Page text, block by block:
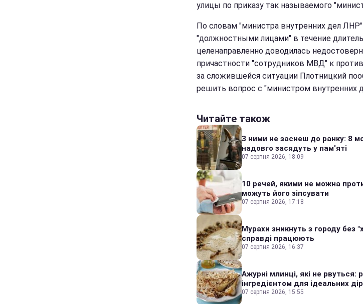
улицы по приказу так называемого
По словам "министра внутренних дел
"должностными лицами" в течение
целенаправленно доводилась
причастности "сотрудников МВД" к
за сложившейся ситуации Плотницкий
решить вопрос с "министром внутренних
Читайте також
З ними не заснеш до ранку: 8
надовго засядуть у пам'яті
07 серпня 2026, 18:09
10 речей, якими не можна
можуть його зіпсувати
07 серпня 2026, 17:18
Мурахи зникнуть з городу без
справді працюють
07 серпня 2026, 16:37
Ажурні млинці, які не рвуться:
інгредієнтом для ідеальних
07 серпня 2026, 15:55